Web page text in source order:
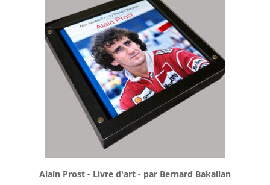
Alain Prost - Livre d'art - par Bernard Bakalian